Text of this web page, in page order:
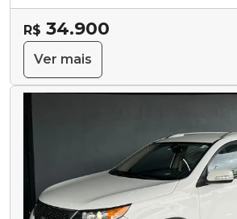
R$ 34.900
Ver mais